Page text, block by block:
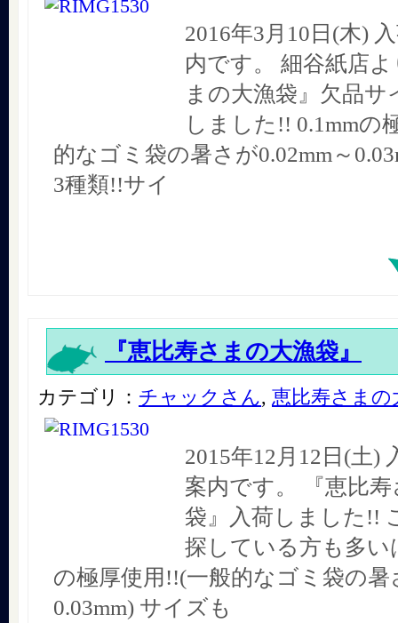
2016年3月10日(木)
内です。 細谷紙店
まの大漁袋』欠品サ
しました!! 0.1mmの
的なゴミ袋の暑さが0.02mm～
3種類!!サイ
『恵比寿さまの大漁袋』
カテゴリ： チャックさん, 恵比寿さまの
2015年12月12日(土)
案内です。 『恵比
袋』入荷しました!!
探している方も多い
の極厚使用!!(一般的なゴミ袋の暑
0.03mm) サイズも